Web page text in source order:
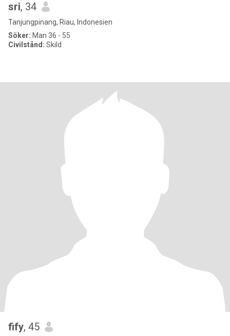
sri, 34
Tanjungpinang, Riau, Indonesien
Söker: Man 36 - 55
Civilstånd: Skild
fify, 45